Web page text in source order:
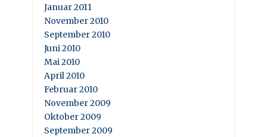
Januar 2011
November 2010
September 2010
Juni 2010
Mai 2010
April 2010
Februar 2010
November 2009
Oktober 2009
September 2009